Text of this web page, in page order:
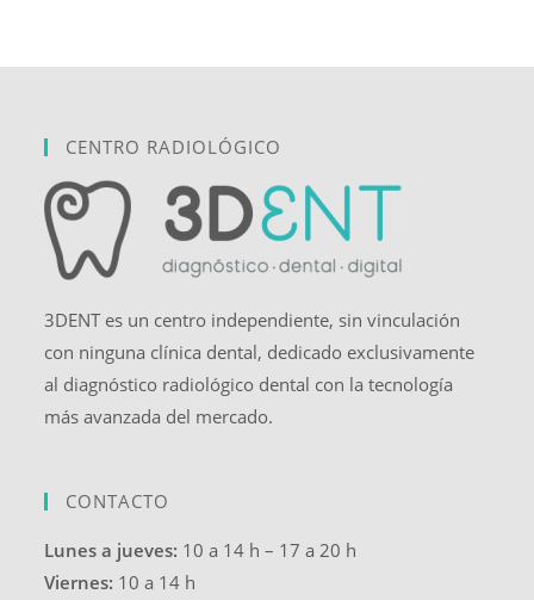
CENTRO RADIOLÓGICO
3DENT es un centro independiente, sin vinculación
con ninguna clínica dental, dedicado exclusivamente
al diagnóstico radiológico dental con la tecnología
más avanzada del mercado.
CONTACTO
Lunes a jueves: 10 a 14 h – 17 a 20 h
Viernes: 10 a 14 h